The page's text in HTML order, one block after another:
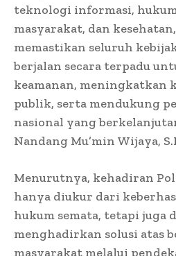
teknologi informasi,
masyarakat, dan
memastikan seluruh
berjalan secara terpadu
keamanan, meningkatkan
publik, serta mendukung
nasional yang
Nandang Mu’min Wijaya,
Menurutnya, kehadiran
hanya diukur dari
hukum semata, tetapi juga
menghadirkan solusi atas
masyarakat melalui